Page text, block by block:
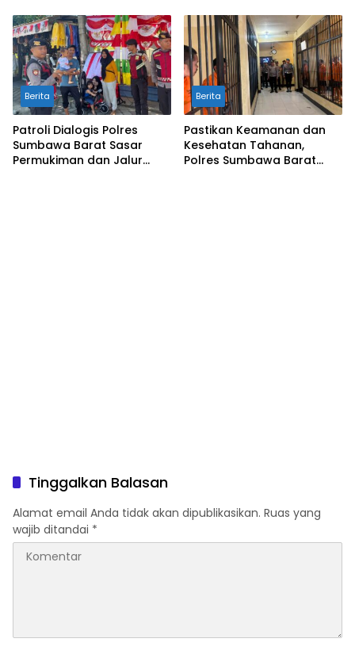
Api
Pangan
Berita
Patroli Dialogis Polres
Sumbawa Barat Sasar
Permukiman dan Jalur
Berita
Pastikan Keamanan dan
Kesehatan Tahanan,
Polres Sumbawa Barat
Tinggalkan Balasan
Alamat email Anda tidak akan dipublikasikan. Ruas yang
wajib ditandai *